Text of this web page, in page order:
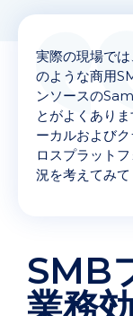
実際の現場で
のような商用
ンソースの
とがよくあり
ーカルおよび
ロスプラット
況を考えてみて
SMB
業務